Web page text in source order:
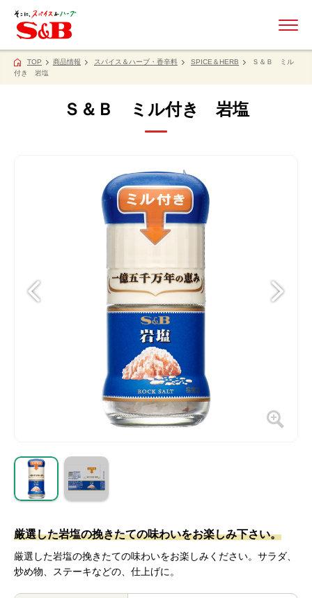
TOP 商品情報 スパイス＆ハーブ・香辛料 SPICE＆HERB
Ｓ＆Ｂ ミル
付き 岩塩
Ｓ＆Ｂ ミル付き 岩塩
厳選した岩塩の挽きたての味わいをお楽しみ下さい。
厳選した岩塩の挽きたての味わいをお楽しみください。サラダ、
炒め物、ステーキなどの、仕上げに。